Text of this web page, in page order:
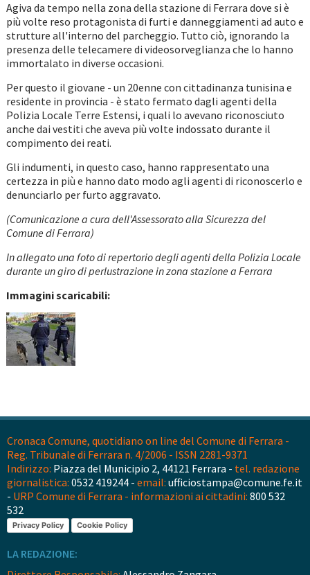
Agiva da tempo nella zona della stazione di Ferrara dove si è
più volte reso protagonista di furti e danneggiamenti ad auto e
strutture all'interno del parcheggio. Tutto ciò, ignorando la
presenza delle telecamere di videosorveglianza che lo hanno
immortalato in diverse occasioni.
Per questo il giovane - un 20enne con cittadinanza tunisina e
residente in provincia - è stato fermato dagli agenti della
Polizia Locale Terre Estensi, i quali lo avevano riconosciuto
anche dai vestiti che aveva più volte indossato durante il
compimento dei reati.
Gli indumenti, in questo caso, hanno rappresentato una
certezza in più e hanno dato modo agli agenti di riconoscerlo e
denunciarlo per furto aggravato.
(Comunicazione a cura dell'Assessorato alla Sicurezza del
Comune di Ferrara)
In allegato una foto di repertorio degli agenti della Polizia Locale
durante un giro di perlustrazione in zona stazione a Ferrara
Immagini scaricabili:
Cronaca Comune, quotidiano on line del Comune di Ferrara -
Reg. Tribunale di Ferrara n. 4/2006 - ISSN 2281-9371
Indirizzo: Piazza del Municipio 2, 44121 Ferrara - tel. redazione
giornalistica: 0532 419244 - email: ufficiostampa@comune.fe.it
- URP Comune di Ferrara - informazioni ai cittadini: 800 532
532
Privacy Policy Cookie Policy
LA REDAZIONE: